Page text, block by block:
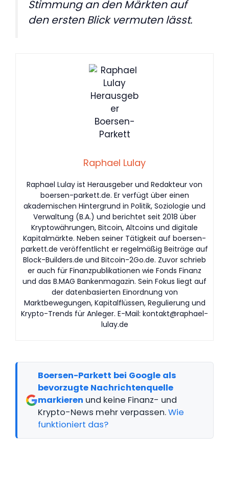
Stimmung an den Märkten auf
den ersten Blick vermuten lässt.
Raphael Lulay
Raphael Lulay ist Herausgeber und Redakteur von
boersen-parkett.de. Er verfügt über einen
akademischen Hintergrund in Politik, Soziologie und
Verwaltung (B.A.) und berichtet seit 2018 über
Kryptowährungen, Bitcoin, Altcoins und digitale
Kapitalmärkte. Neben seiner Tätigkeit auf boersen-
parkett.de veröffentlicht er regelmäßig Beiträge auf
Block-Builders.de und Bitcoin-2Go.de. Zuvor schrieb
er auch für Finanzpublikationen wie Fonds Finanz
und das B.MAG Bankenmagazin. Sein Fokus liegt auf
der datenbasierten Einordnung von
Marktbewegungen, Kapitalflüssen, Regulierung und
Krypto-Trends für Anleger. E-Mail: kontakt@raphael-
lulay.de
Boersen-Parkett bei Google als
bevorzugte Nachrichtenquelle
markieren und keine Finanz- und
Krypto-News mehr verpassen.Wie
funktioniert das?